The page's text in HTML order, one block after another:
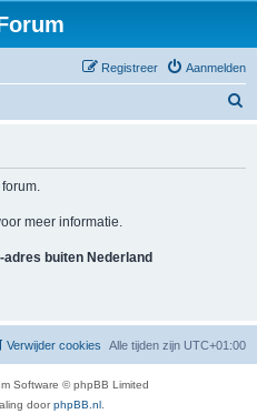
Aanmelden
Registreer
meer informatie.
adres buiten Nederland
Alle tijden zijn UTC+01:00
Verwijder cookies
Software © phpBB Limited
doorphpBB.nl